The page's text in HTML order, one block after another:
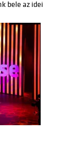
bele az idei